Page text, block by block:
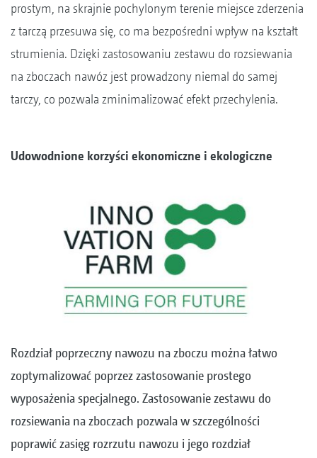
prostym, na skrajnie pochylonym terenie miejsce zderzenia
z tarczą przesuwa się, co ma bezpośredni wpływ na kształt
strumienia. Dzięki zastosowaniu zestawu do rozsiewania
na zboczach nawóz jest prowadzony niemal do samej
tarczy, co pozwala zminimalizować efekt przechylenia.
Udowodnione korzyści ekonomiczne i ekologiczne
Rozdział poprzeczny nawozu na zboczu można łatwo
zoptymalizować poprzez zastosowanie prostego
wyposażenia specjalnego. Zastosowanie zestawu do
rozsiewania na zboczach pozwala w szczególności
poprawić zasięg rozrzutu nawozu i jego rozdział